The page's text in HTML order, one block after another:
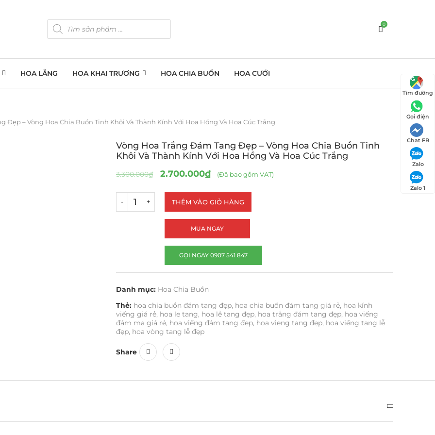
0
HOA LẴNG HOA KHAI TRƯƠNG HOA CHIA BUỒN HOA CƯỚI
Đẹp – Vòng Hoa Chia Buồn Tinh Khôi Và Thành Kính Với Hoa Hồng Và Hoa Cúc Trắng
Vòng Hoa Trắng Đám Tang Đẹp – Vòng Hoa Chia Buồn Tinh
Khôi Và Thành Kính Với Hoa Hồng Và Hoa Cúc Trắng
3.300.000₫ 2.700.000₫ (Đã bao gồm VAT)
THÊM VÀO GIỎ HÀNG
MUA NGAY
GỌI NGAY 0907 541 847
Danh mục: Hoa Chia Buồn
Thẻ: hoa chia buồn đám tang đẹp, hoa chia buồn đám tang giá rẻ, hoa kính
viếng giá rẻ, hoa le tang, hoa lễ tang đẹp, hoa trắng đám tang đẹp, hoa viếng
đám ma giá rẻ, hoa viếng đám tang đẹp, hoa vieng tang đẹp, hoa viếng tang lễ
đẹp, hoa vòng tang lễ đẹp
Share
Tìm đường
Gọi điện
Chat FB
Zalo
Zalo 1